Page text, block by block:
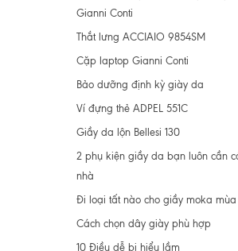
Gianni Conti
Thắt lưng ACCIAIO 9854SM
Cặp laptop Gianni Conti
Bảo dưỡng định kỳ giày da
Ví đựng thẻ ADPEL 551C
Giầy da lộn Bellesi 130
2 phụ kiện giầy da bạn luôn cần
nhà
Đi loại tất nào cho giầy moka mùa
Cách chọn dây giày phù hợp
10 Điều dễ bị hiểu lầm